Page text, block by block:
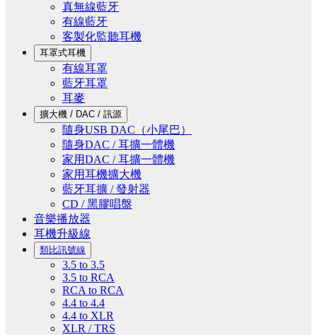
真無線藍牙
有線藍牙
客製化監聽耳機
耳罩式耳機
有線耳罩
藍牙耳罩
耳麥
擴大機 / DAC / 訊源
隨身USB DAC（小尾巴）
隨身DAC / 耳擴一體機
家用DAC / 耳擴一體機
家用耳機擴大機
藍牙耳擴 / 發射器
CD / 黑膠唱盤
音樂播放器
耳機升級線
類比訊號線
3.5 to 3.5
3.5 to RCA
RCA to RCA
4.4 to 4.4
4.4 to XLR
XLR / TRS